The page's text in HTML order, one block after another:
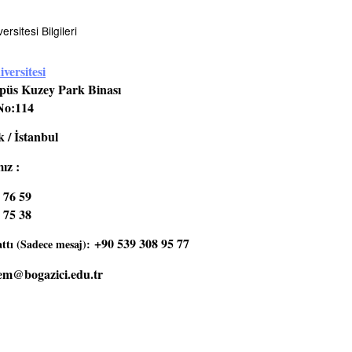
Bilgileri
Kuzey Park Binası
/ İstanbul
:
59
38
(Sadece mesaj): +90 539 308 95 77